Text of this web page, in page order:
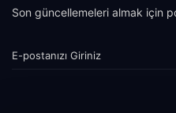
Son güncellemeleri almak için